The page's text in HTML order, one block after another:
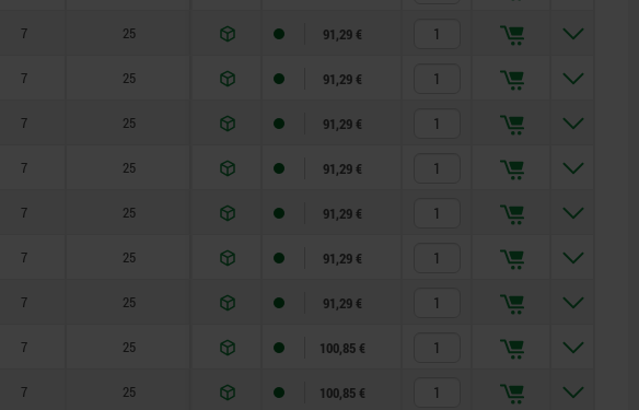
7 25 91,29 €
7 25 91,29 €
7 25 91,29 €
7 25 91,29 €
7 25 91,29 €
7 25 91,29 €
7 25 91,29 €
7 25 100,85 €
7 25 100,85 €